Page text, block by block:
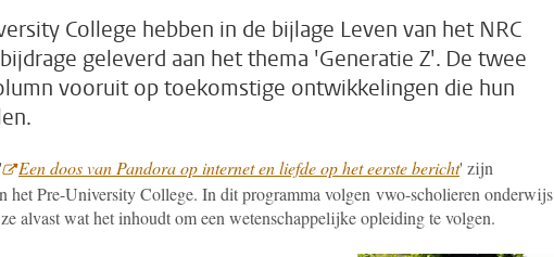
College hebben in de bijlage Leven van het NRC
geleverd aan het thema 'Generatie Z'. De twee
vooruit op toekomstige ontwikkelingen die hun
Een doos van Pandora op internet en liefde op het eerste bericht' zijn
het Pre-University College. In dit programma volgen vwo-scholieren onderwijs
alvast wat het inhoudt om een wetenschappelijke opleiding te volgen.